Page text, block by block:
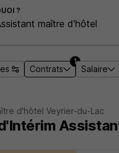
?
Contrats
1
Salaire
d'hôtel Veyrier-du-Lac